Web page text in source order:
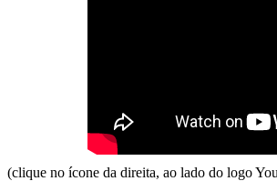
(clique no ícone da direita, ao lado do logo